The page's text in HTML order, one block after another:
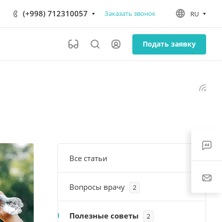
(+998) 712310057 Заказать звонок RU
Подать заявку
Все статьи
Вопросы врачу 2
Полезные советы 2